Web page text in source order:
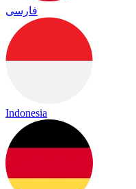
فارسی
Indonesia